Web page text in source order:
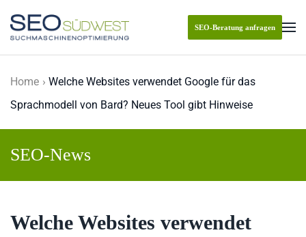
Skip to main content
SEO-Beratung anfragen
Home
Welche Websites verwendet Google für das
Sprachmodell von Bard? Neues Tool gibt Hinweise
SEO-News
Welche Websites verwendet